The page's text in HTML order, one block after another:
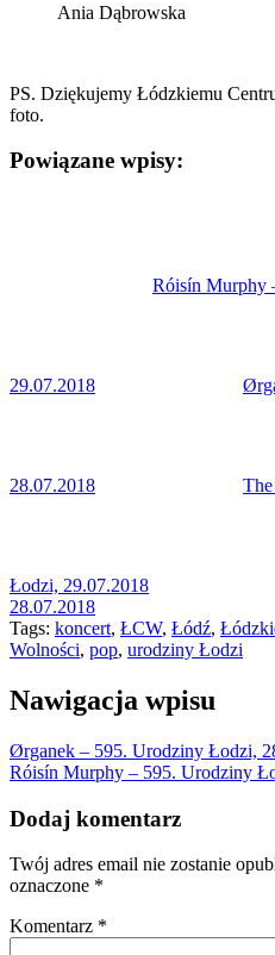
Ania Dąbrowska
PS. Dziękujemy Łódzkiemu
foto.
Powiązane wpisy:
Róisín Murphy
29.07.2018
28.07.2018
Łodzi, 29.07.2018
28.07.2018
Tags: koncert, ŁCW, Łódź,
Wolności, pop, urodziny Łodzi
Nawigacja wpisu
Ørganek – 595. Urodziny Łodzi,
Róisín Murphy – 595. Urodziny
Dodaj komentarz
Twój adres email nie zostanie
oznaczone *
Komentarz *